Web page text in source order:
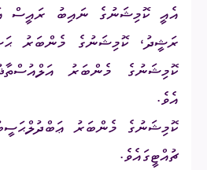
އެއީ ކޮމިޝަނުގެ ނައިބު ރައީސް
ރަޝީދު، ކޮމިޝަނުގެ މެންބަރު
ކޮމިޝަނުގެ މެންބަރު
އެވެ.
ކޮމިޝަނުގެ މެންބަރު
ޗުއްޓީގައެވެ.